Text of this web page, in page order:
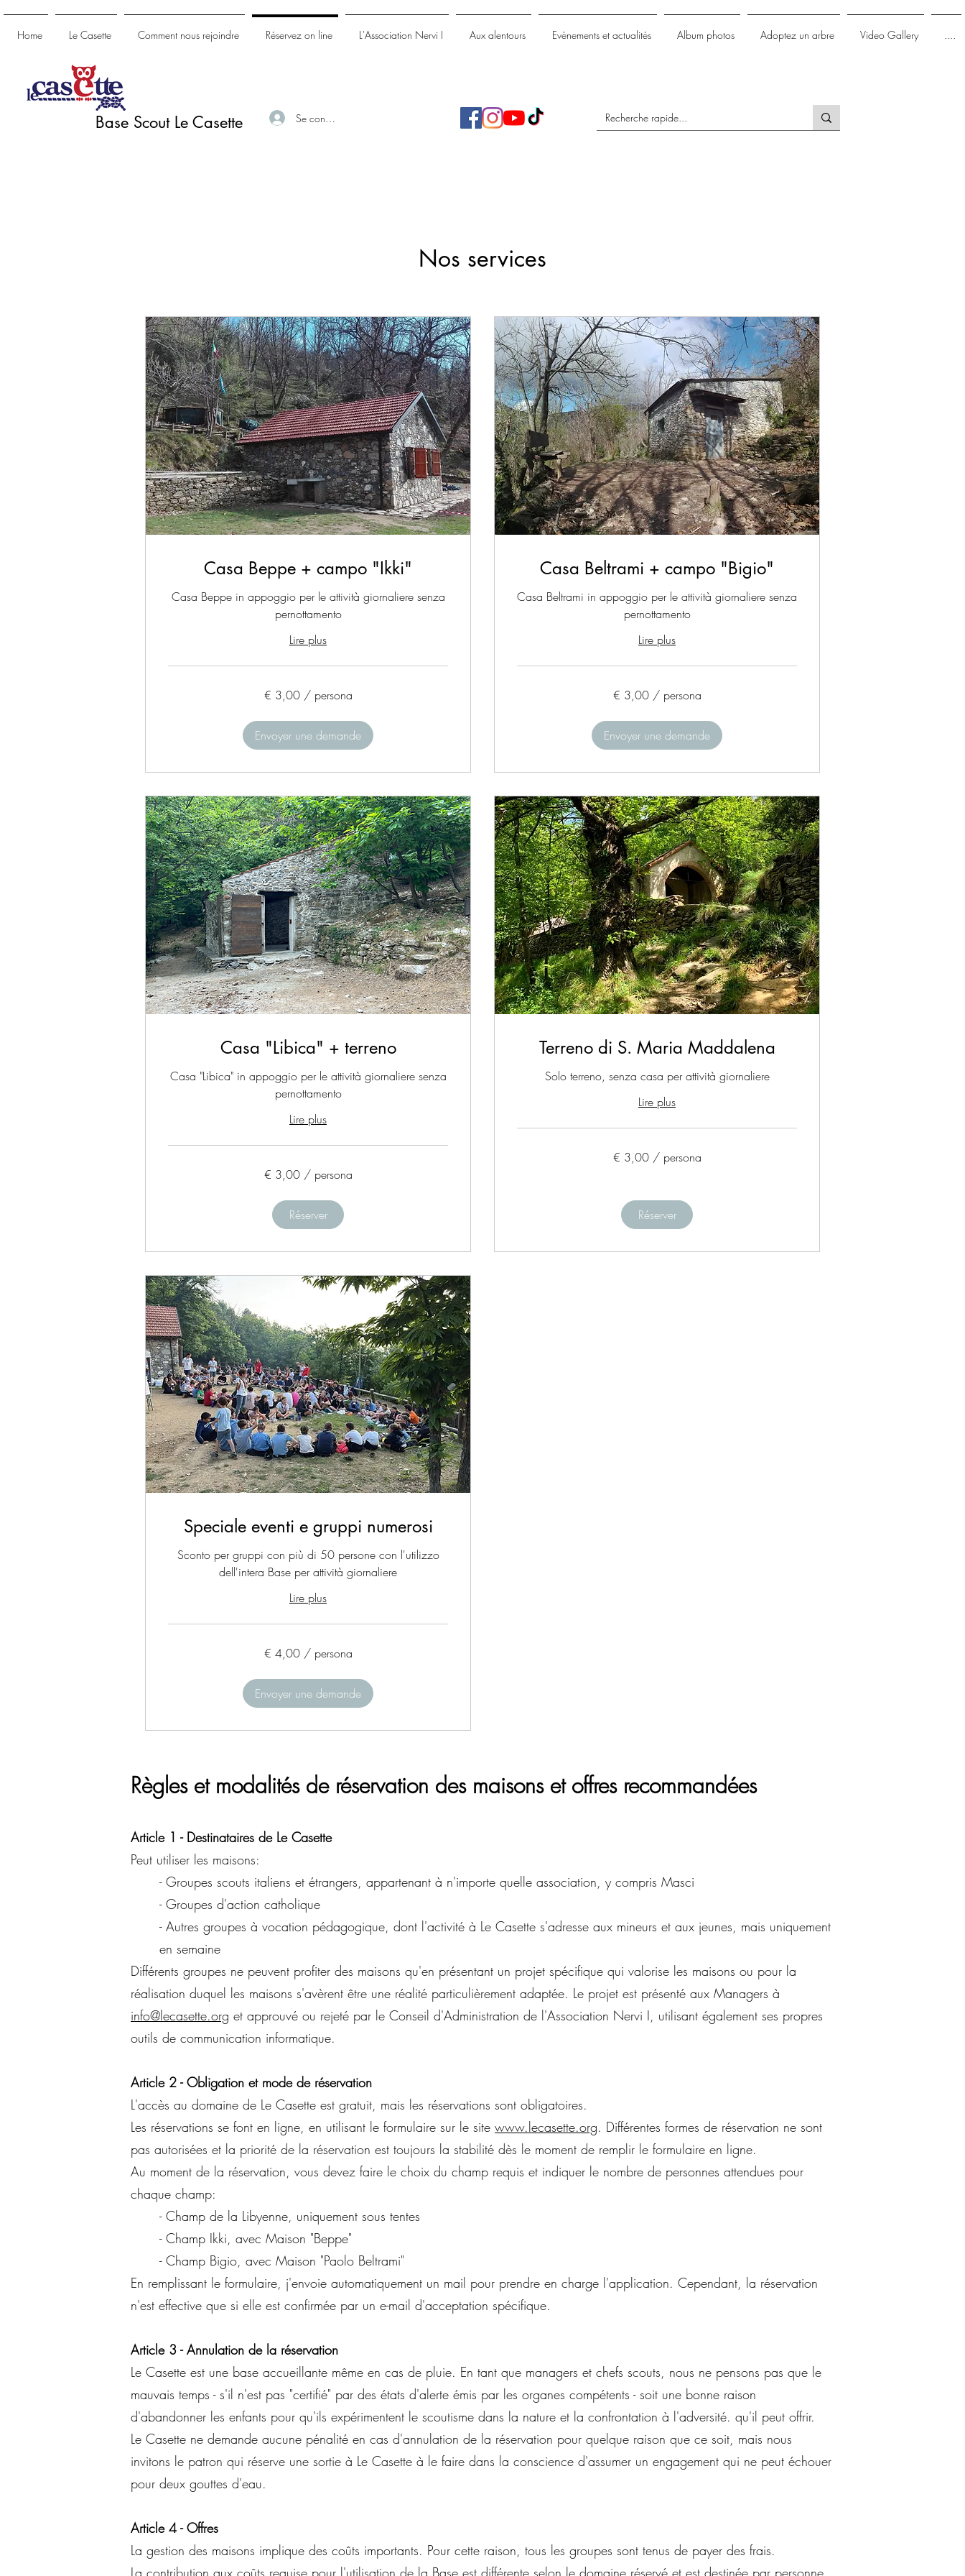
Home Le Casette Comment nous rejoindre Réservez on line L'Association Nervi I Aux alentours Evènements et actualités Album photos Adoptez un arbre Video Gallery ....
Base Scout Le Casette Se connecter
Nos services
Casa Beppe + campo "Ikki"
Casa Beppe in appoggio per le attività giornaliere senza
pernottamento
Lire plus
€ 3,00 / persona
Envoyer une demande
Casa Beltrami + campo "Bigio"
Casa Beltrami in appoggio per le attività giornaliere senza
pernottamento
Lire plus
€ 3,00 / persona
Envoyer une demande
Casa "Libica" + terreno
Casa "Libica" in appoggio per le attività giornaliere senza
pernottamento
Lire plus
€ 3,00 / persona
Réserver
Terreno di S. Maria Maddalena
Solo terreno, senza casa per attività giornaliere
Lire plus
€ 3,00 / persona
Réserver
Speciale eventi e gruppi numerosi
Sconto per gruppi con più di 50 persone con l'utilizzo
dell'intera Base per attività giornaliere
Lire plus
€ 4,00 / persona
Envoyer une demande
Règles et modalités de réservation des maisons et offres recommandées
Article 1 - Destinataires de Le Casette
Peut utiliser les maisons:
- Groupes scouts italiens et étrangers, appartenant à n'importe quelle association, y compris Masci
- Groupes d'action catholique
- Autres groupes à vocation pédagogique, dont l'activité à Le Casette s'adresse aux mineurs et aux jeunes, mais uniquement
en semaine
Différents groupes ne peuvent profiter des maisons qu'en présentant un projet spécifique qui valorise les maisons ou pour la
réalisation duquel les maisons s'avèrent être une réalité particulièrement adaptée. Le projet est présenté aux Managers à
info@lecasette.org et approuvé ou rejeté par le Conseil d'Administration de l'Association Nervi I, utilisant également ses propres
outils de communication informatique.
Article 2 - Obligation et mode de réservation
L'accès au domaine de Le Casette est gratuit, mais les réservations sont obligatoires.
Les réservations se font en ligne, en utilisant le formulaire sur le site www.lecasette.org. Différentes formes de réservation ne sont
pas autorisées et la priorité de la réservation est toujours la stabilité dès le moment de remplir le formulaire en ligne.
Au moment de la réservation, vous devez faire le choix du champ requis et indiquer le nombre de personnes attendues pour
chaque champ:
- Champ de la Libyenne, uniquement sous tentes
- Champ Ikki, avec Maison "Beppe"
- Champ Bigio, avec Maison "Paolo Beltrami"
En remplissant le formulaire, j'envoie automatiquement un mail pour prendre en charge l'application. Cependant, la réservation
n'est effective que si elle est confirmée par un e-mail d'acceptation spécifique.
Article 3 - Annulation de la réservation
Le Casette est une base accueillante même en cas de pluie. En tant que managers et chefs scouts, nous ne pensons pas que le
mauvais temps - s'il n'est pas "certifié" par des états d'alerte émis par les organes compétents - soit une bonne raison
d'abandonner les enfants pour qu'ils expérimentent le scoutisme dans la nature et la confrontation à l'adversité. qu'il peut offrir.
Le Casette ne demande aucune pénalité en cas d'annulation de la réservation pour quelque raison que ce soit, mais nous
invitons le patron qui réserve une sortie à Le Casette à le faire dans la conscience d'assumer un engagement qui ne peut échouer
pour deux gouttes d'eau.
Article 4 - Offres
La gestion des maisons implique des coûts importants. Pour cette raison, tous les groupes sont tenus de payer des frais.